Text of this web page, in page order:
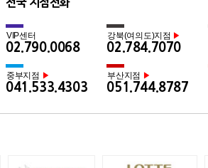
VIP센터
02.790.0068
강북(여의도)지점 ▶
02.784.7070
중부지점 ▶
041.533.4303
부산지점 ▶
051.744.8787